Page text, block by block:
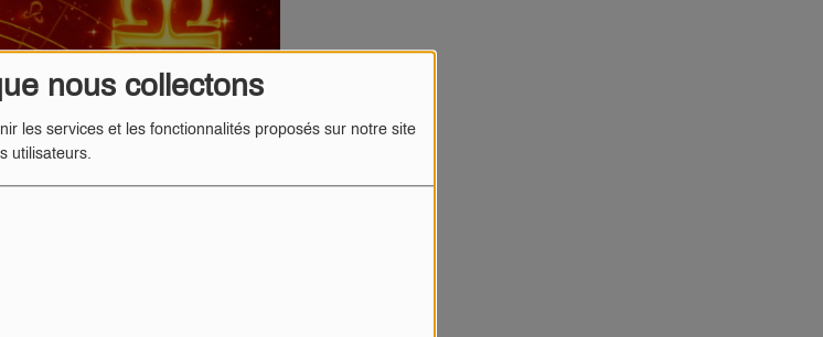
nous collectons
les services et les fonctionnalités proposés sur notre site
utilisateurs.